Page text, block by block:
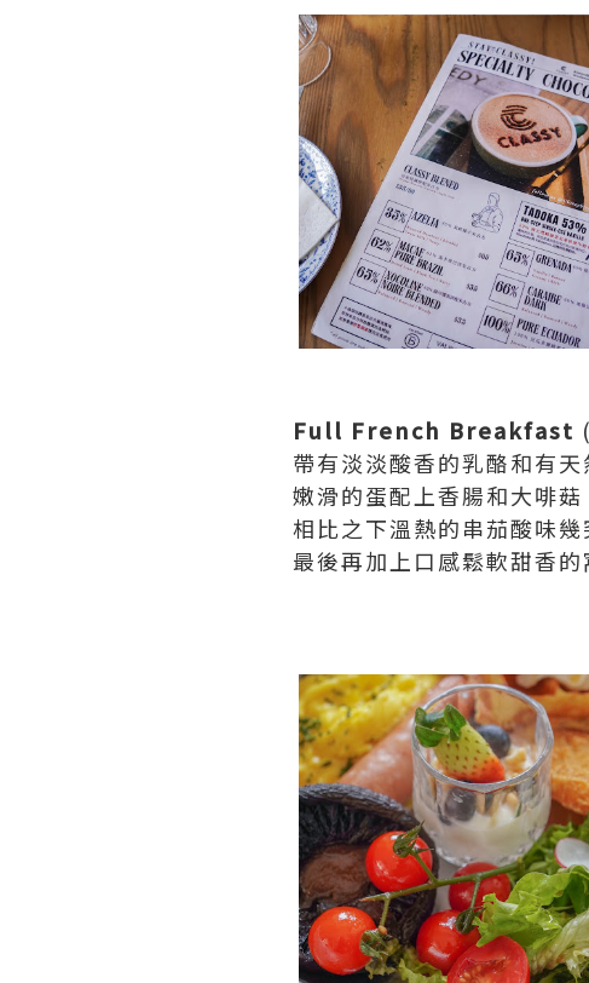
Full French Breakfast
帶有淡淡酸香的乳酪和有
嫩滑的蛋配上香腸和大啡
相比之下溫熱的串茄酸味
最後再加上口感鬆軟甜香